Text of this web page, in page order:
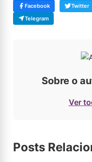
Facebook Twitter
Telegram
Sobre o
Ver
Posts